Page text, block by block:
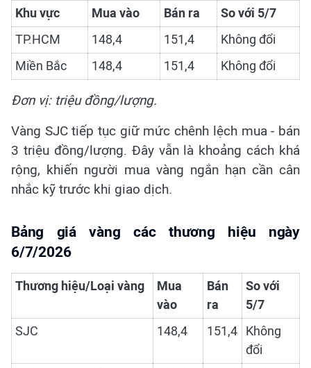
Khu vực Mua vào Bán ra
So với 5/7
TP.HCM
148,4 151,4
Không đổi
Miền Bắc
148,4 151,4 Không đổi
Đơn vị: triệu đồng/lượng.
Vàng SJC tiếp tục giữ mức chênh lệch mua - bán
3 triệu đồng/lượng. Đây vẫn là khoảng cách khá
rộng, khiến người mua vàng ngắn hạn cần cân
nhắc kỹ trước khi giao dịch.
Bảng giá vàng các thương hiệu ngày
6/7/2026
Thương hiệu/Loại vàng
Mua
vào
Bán
ra
So với
5/7
SJC
148,4 151,4 Không
đổi